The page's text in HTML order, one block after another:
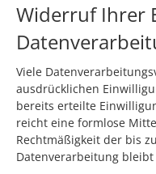
Widerruf Ihrer
Viele
ausdrücklichen
bereits erteilte
reicht eine formlose
Rechtmäßigkeit der bis
Datenverarbeitung